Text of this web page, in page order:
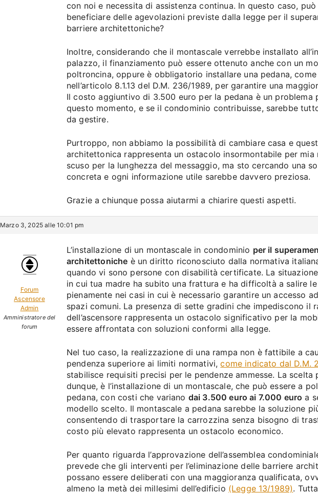
con noi e necessita di assistenza continua. In questo caso,
beneficiare delle agevolazioni previste dalla legge per il
barriere architettoniche?
Inoltre, considerando che il montascale verrebbe installato
palazzo, il finanziamento può essere ottenuto anche con un
poltroncina, oppure è obbligatorio installare una pedana,
nell’articolo 8.1.13 del D.M. 236/1989, per garantire una
Il costo aggiuntivo di 3.500 euro per la pedana è un problema
questo momento, e se il condominio contribuisse, sarebbe
da gestire.
Purtroppo, non abbiamo la possibilità di cambiare casa e
architettonica rappresenta un ostacolo insormontabile per mia
scuso per la lunghezza del messaggio, ma sto cercando una
concreta e ogni informazione utile sarebbe davvero preziosa.
Grazie a chiunque possa aiutarmi a chiarire questi aspetti.
Marzo 3, 2025 alle 10:01 pm
Forum
Ascensore
Admin
Amministratore del
forum
L’installazione di un montascale in condominio per il
architettoniche è un diritto riconosciuto dalla normativa
quando vi sono persone con disabilità certificate. La
in cui tua madre ha subito una frattura e ha difficoltà a salire
pienamente nei casi in cui è necessario garantire un accesso
spazi comuni. La presenza di sette gradini che impediscono il
dell’ascensore rappresenta un ostacolo significativo per la
essere affrontata con soluzioni conformi alla legge.
Nel tuo caso, la realizzazione di una rampa non è fattibile a
pendenza superiore ai limiti normativi,come indicato dal D.M.
stabilisce requisiti precisi per le pendenze ammesse. La scelta
dunque, è l’installazione di un montascale, che può essere a
pedana, con costi che variano dai 3.500 euro ai 7.000 euro a
modello scelto. Il montascale a pedana sarebbe la soluzione
consentendo di trasportare la carrozzina senza bisogno di
costo più elevato rappresenta un ostacolo economico.
Per quanto riguarda l’approvazione dell’assemblea
prevede che gli interventi per l’eliminazione delle barriere
possano essere deliberati con una maggioranza qualificata,
almeno la metà dei millesimi dell’edificio (Legge 13/1989).